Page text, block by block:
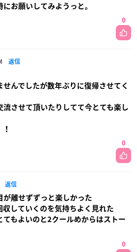
お願いしてみようっと。
0
返信
せんでしたが数年ぶりに復帰させてく
流させて頂いたりしてて今とても楽し
0
返信
が離せずずっと楽しかった
収していくのを気持ちよく見れた
てもよいのと2クールめからはストー
0